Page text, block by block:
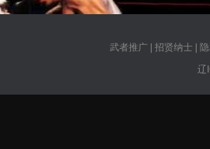
武者推广| 招贤纳士|
辽